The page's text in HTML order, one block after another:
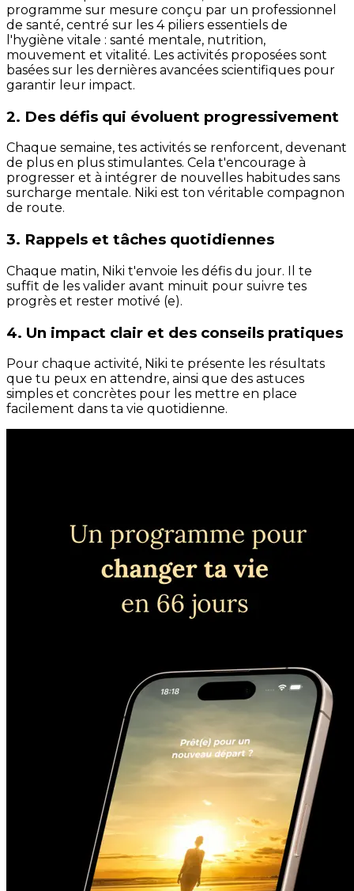
programme sur mesure conçu par un professionnel
de santé, centré sur les 4 piliers essentiels de
l'hygiène vitale : santé mentale, nutrition,
mouvement et vitalité. Les activités proposées sont
basées sur les dernières avancées scientifiques pour
garantir leur impact.
2. Des défis qui évoluent progressivement
Chaque semaine, tes activités se renforcent, devenant
de plus en plus stimulantes. Cela t'encourage à
progresser et à intégrer de nouvelles habitudes sans
surcharge mentale. Niki est ton véritable compagnon
de route.
3. Rappels et tâches quotidiennes
Chaque matin, Niki t'envoie les défis du jour. Il te
suffit de les valider avant minuit pour suivre tes
progrès et rester motivé (e).
4. Un impact clair et des conseils pratiques
Pour chaque activité, Niki te présente les résultats
que tu peux en attendre, ainsi que des astuces
simples et concrètes pour les mettre en place
facilement dans ta vie quotidienne.